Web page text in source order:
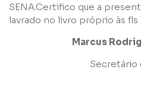
SENA.Certifico que a
lavrado no livro próprio às fls
Marcus
Secretário